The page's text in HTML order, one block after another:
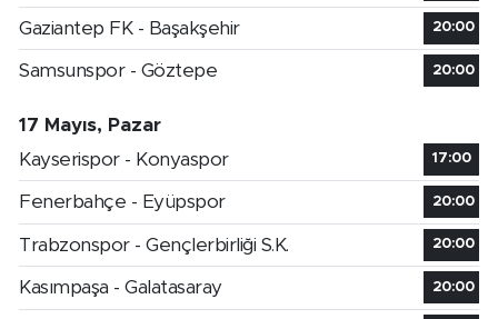
Gaziantep FK - Başakşehir 20:00
Samsunspor - Göztepe 20:00
17 Mayıs, Pazar
Kayserispor - Konyaspor
17:00
Fenerbahçe - Eyüpspor 20:00
Trabzonspor - Gençlerbirliği S.K. 20:00
Kasımpaşa - Galatasaray 20:00